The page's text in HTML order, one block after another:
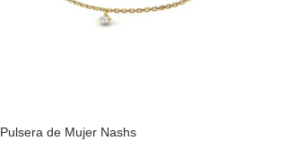
Pulsera de Mujer Nashs